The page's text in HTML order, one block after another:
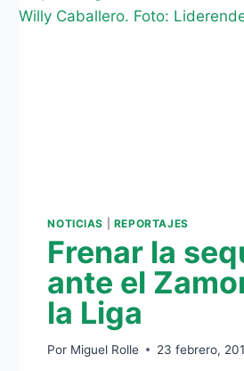
NOTICIAS REPORTAJES
Frenar la
ante el
la Liga
Por Miguel Rolle 23 febrero,